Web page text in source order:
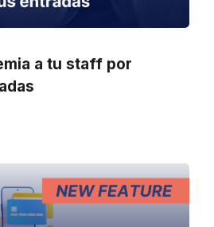
a tu staff por